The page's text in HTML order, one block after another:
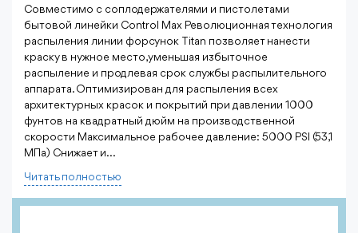
Совместимо с соплодержателями и пистолетами
бытовой линейки Control Max Революционная технология
распыления линии форсунок Titan позволяет нанести
краску в нужное место, уменьшая избыточное
распыление и продлевая срок службы распылительного
аппарата. Оптимизирован для распыления всех
архитектурных красок и покрытий при давлении 1000
фунтов на квадратный дюйм на производственной
скорости Максимальное рабочее давление: 5000 PSI (53,1
МПа) Снижает и...
Читать полностью